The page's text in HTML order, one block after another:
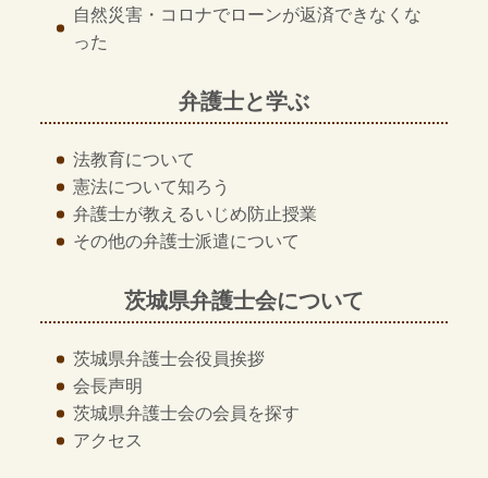
自然災害・コロナでローンが返済できなくな
った
弁護士と学ぶ
法教育について
憲法について知ろう
弁護士が教えるいじめ防止授業
その他の弁護士派遣について
茨城県弁護士会について
茨城県弁護士会役員挨拶
会長声明
茨城県弁護士会の会員を探す
アクセス